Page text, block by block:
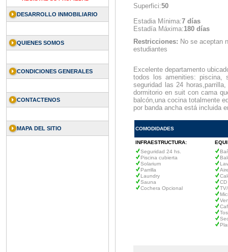
DESARROLLO INMOBILIARIO
QUIENES SOMOS
CONDICIONES GENERALES
CONTACTENOS
MAPA DEL SITIO
Superfici:50
Estadia Mínima:7 días
Estadía Máxima:180 días
Restricciones: No se aceptan
estudiantes
Excelente departamento
todos los amenities: piscina,
seguridad las 24
dormitorio en suit con cama
balcón,una cocina totalmente
por banda ancha está incluida
COMODIDADES
INFRAESTRUCTURA:
Seguridad 24 hs.
Piscina cubierta
Solarium
Parrilla
Laundry
Sauna
Cochera Opcional